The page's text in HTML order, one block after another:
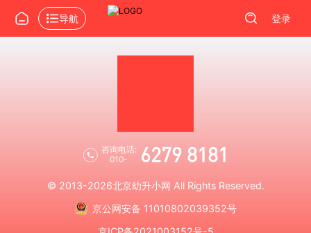
导航 登录
咨询电话:
010-
6279 8181
© 2013-2026北京幼升小网 All Rights Reserved.
京公网安备 11010802039352号